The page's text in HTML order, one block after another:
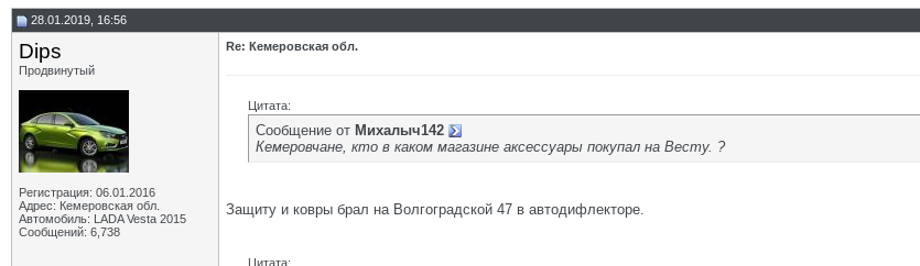
28.01.2019, 16:56
Dips
Продвинутый
Регистрация: 06.01.2016
Адрес: Кемеровская обл.
Автомобиль: LADA Vesta 2015
Сообщений: 6,738
Re: Кемеровская обл.
Цитата:
Сообщение от Михалыч142
Кемеровчане, кто в каком магазине аксессуары покупал на Весту. ?
Защиту и ковры брал на Волгоградской 47 в автодифлекторе.
Цитата: